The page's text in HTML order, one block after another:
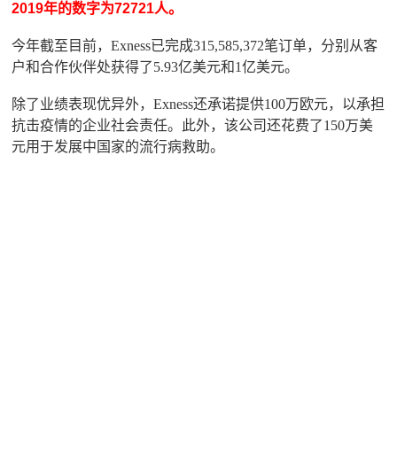
2019年的数字为72721人。
今年截至目前，Exness已完成315,585,372笔订单，分别从客
户和合作伙伴处获得了5.93亿美元和1亿美元。
除了业绩表现优异外，Exness还承诺提供100万欧元，以承担
抗击疫情的企业社会责任。此外，该公司还花费了150万美
元用于发展中国家的流行病救助。